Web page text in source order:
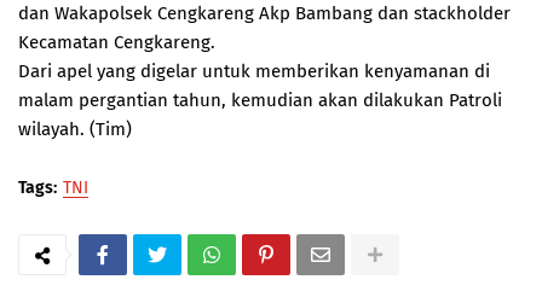
dan Wakapolsek Cengkareng Akp Bambang dan stackholder
Kecamatan Cengkareng.
Dari apel yang digelar untuk memberikan kenyamanan di
malam pergantian tahun, kemudian akan dilakukan Patroli
wilayah. (Tim)
Tags: TNI